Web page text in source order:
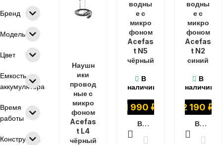
Бренд
Модель
Цвет
Емкость
аккумулятора
Время
работы
Конструкция
Наушн
ики
провод
ные с
микро
фоном
Acefas
t L4
чёрный
водны
е с
микро
фоном
Acefas
t N5
чёрный
В
наличии
1 990 ₽
В КОРЗИНУ
водны
е с
микро
фоном
Acefas
t N2
синий
В
наличии
2 190₽
В КОРЗИНУ